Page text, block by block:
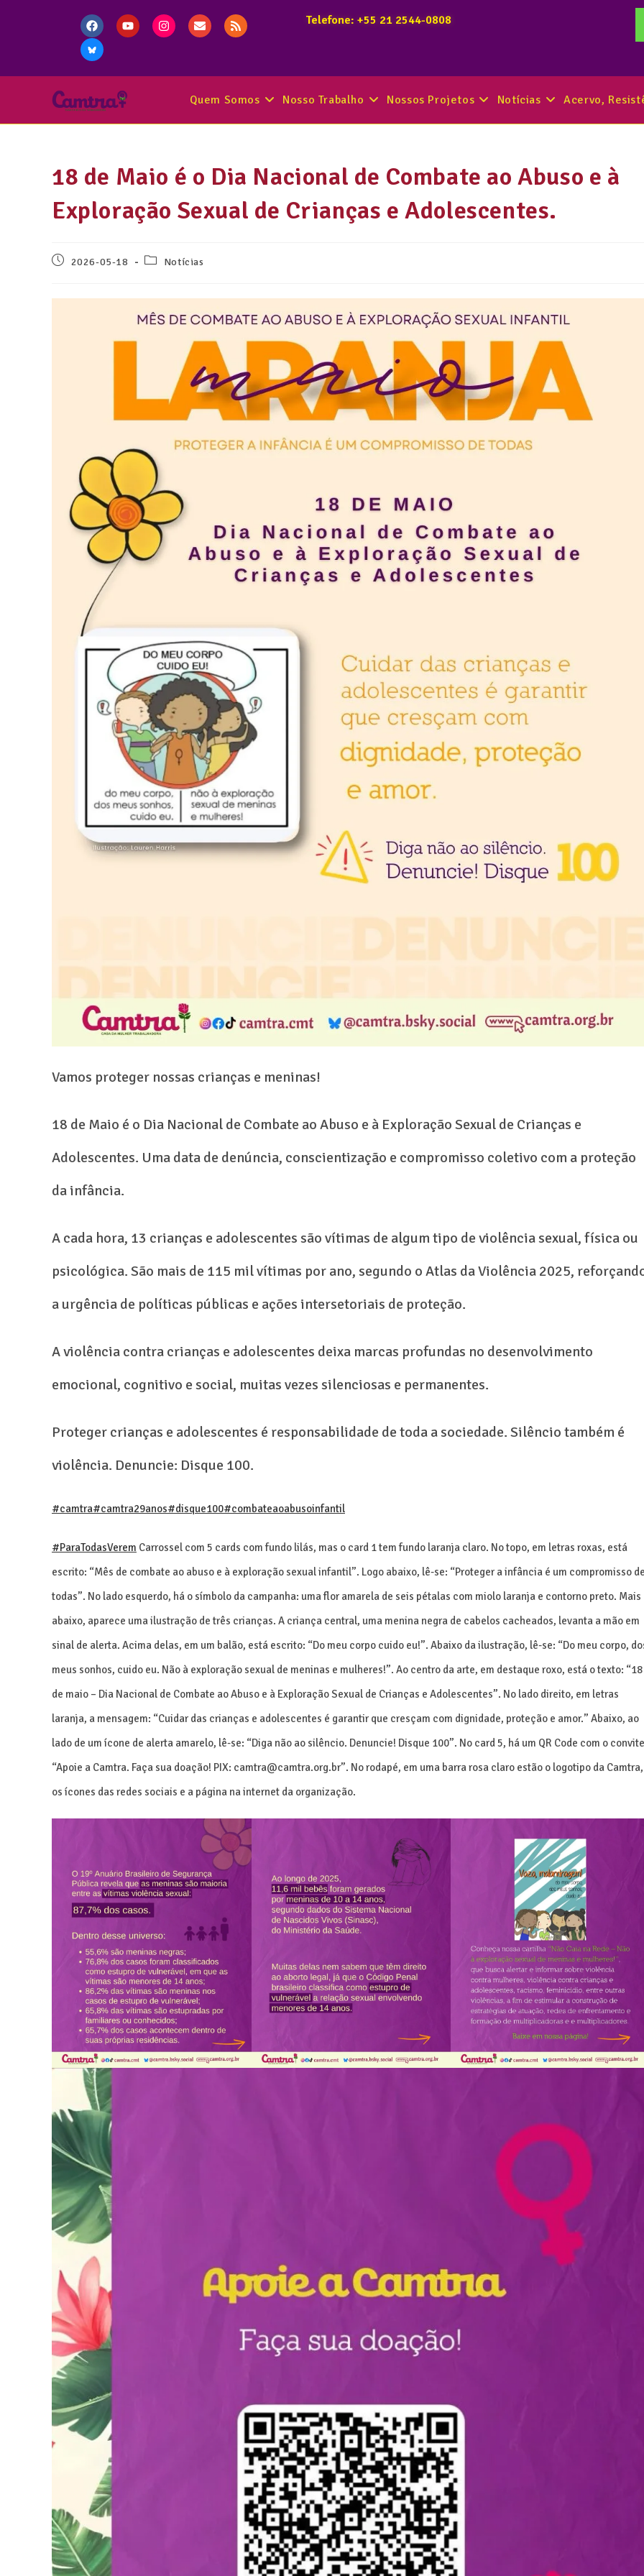
Telefone: +55 21 2544-0808
Quem Somos Nosso Trabalho Nossos Projetos Notícias Acervo,
18 de Maio é o Dia Nacional de Combate ao Abuso e à
Exploração Sexual de Crianças e Adolescentes.
2026-05-18 Notícias
Vamos proteger nossas crianças e meninas!
18 de Maio é o Dia Nacional de Combate ao Abuso e à Exploração Sexual de Crianças e
Adolescentes. Uma data de denúncia, conscientização e compromisso coletivo com a proteção
da infância.
A cada hora, 13 crianças e adolescentes são vítimas de algum tipo de violência sexual, física ou
psicológica. São mais de 115 mil vítimas por ano, segundo o Atlas da Violência 2025,
a urgência de políticas públicas e ações intersetoriais de proteção.
A violência contra crianças e adolescentes deixa marcas profundas no desenvolvimento
emocional, cognitivo e social, muitas vezes silenciosas e permanentes.
Proteger crianças e adolescentes é responsabilidade de toda a sociedade. Silêncio também é
violência. Denuncie: Disque 100.
#camtra#camtra29anos#disque100#combateaoabusoinfantil
#ParaTodasVerem Carrossel com 5 cards com fundo lilás, mas o card 1 tem fundo laranja claro. No topo, em letras roxas, está
escrito: “Mês de combate ao abuso e à exploração sexual infantil”. Logo abaixo, lê-se: “Proteger a infância é um compromisso
todas”. No lado esquerdo, há o símbolo da campanha: uma flor amarela de seis pétalas com miolo laranja e contorno preto. Mais
abaixo, aparece uma ilustração de três crianças. A criança central, uma menina negra de cabelos cacheados, levanta a mão em
sinal de alerta. Acima delas, em um balão, está escrito: “Do meu corpo cuido eu!”. Abaixo da ilustração, lê-se: “Do meu corpo,
meus sonhos, cuido eu. Não à exploração sexual de meninas e mulheres!”. Ao centro da arte, em destaque roxo, está o texto: “18
de maio – Dia Nacional de Combate ao Abuso e à Exploração Sexual de Crianças e Adolescentes”. No lado direito, em letras
laranja, a mensagem: “Cuidar das crianças e adolescentes é garantir que cresçam com dignidade, proteção e amor.” Abaixo, ao
lado de um ícone de alerta amarelo, lê-se: “Diga não ao silêncio. Denuncie! Disque 100”. No card 5, há um QR Code com o convite
“Apoie a Camtra. Faça sua doação! PIX: camtra@camtra.org.br”. No rodapé, em uma barra rosa claro estão o logotipo da Camtra,
os ícones das redes sociais e a página na internet da organização.